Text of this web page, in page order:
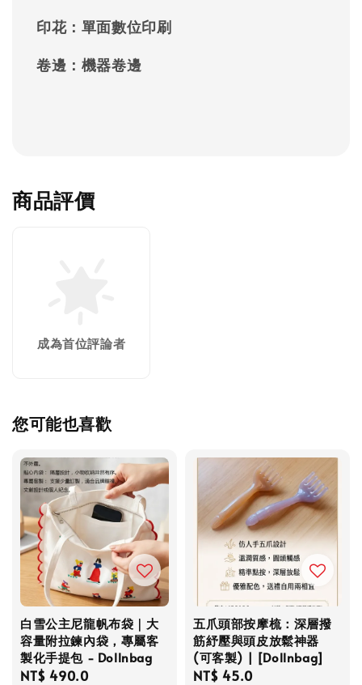
印花：單面數位印刷
卷邊：機器卷邊
商品評價
成為首位評論者
您可能也喜歡
白雪公主尼龍帆布袋｜大
容量附拉鍊內袋，專屬客
製化手提包 - Dollnbag
Regular
NT$ 490.0
五爪頭部按摩梳：深層撥
筋紓壓與頭皮放鬆神器
(可客製) | [Dollnbag]
Regular
NT$ 45.0